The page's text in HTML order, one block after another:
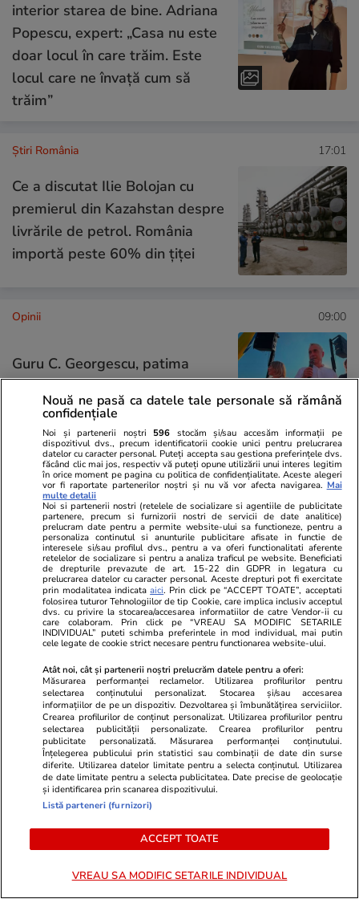
interior starea de bine. Adriana
Popescu, expert: „Casa nu este
doar locul în care trăim. Este
locul care ne învață cum să
trăim”
Știri România 17:01
Ce a discutat Ilie Bolojan cu
premierul din Kazahstan despre
livrările de petrol. România
importă peste 60% din țiței
Opinii 09:00
Guru C. Georgescu, patima
lăudăroșeniei, plăcerea de a
pălăvrăgi și înnebunirea națiunii
28 iul.
„România are atâta noroc, încât
nu-i mai trebuie politicieni”
27 iul.
Crize de identitate și clarificări
doctrinare. Ce pare să anunțe
dezbaterea din PNL după
decesul USL
remodela economia mondială și
Nouă ne pasă ca datele tale personale să rămână
confidențiale
Noi și partenerii noștri 596 stocăm și/sau accesăm informații pe
dispozitivul dvs., precum identificatorii cookie unici pentru prelucrarea
datelor cu caracter personal. Puteți accepta sau gestiona preferințele dvs.
făcând clic mai jos, respectiv vă puteți opune utilizării unui interes legitim
în orice moment pe pagina cu politica de confidențialitate. Aceste alegeri
vor fi raportate partenerilor noștri și nu vă vor afecta navigarea. Mai
multe detalii
Noi si partenerii nostri (retelele de socializare si agentiile de publicitate
partenere, precum si furnizorii nostri de servicii de date analitice)
prelucram date pentru a permite website-ului sa functioneze, pentru a
personaliza continutul si anunturile publicitare afisate in functie de
interesele si/sau profilul dvs., pentru a va oferi functionalitati aferente
retelelor de socializare si pentru a analiza traficul pe website. Beneficiati
de drepturile prevazute de art. 15-22 din GDPR in legatura cu
prelucrarea datelor cu caracter personal. Aceste drepturi pot fi exercitate
prin modalitatea indicataaici. Prin click pe “ACCEPT TOATE”, acceptati
folosirea tuturor Tehnologiilor de tip Cookie, care implica inclusiv acceptul
dvs. cu privire la stocarea/accesarea informatiilor de catre Vendor-ii cu
care colaboram. Prin click pe “VREAU SA MODIFIC SETARILE
INDIVIDUAL” puteti schimba preferintele in mod individual, mai putin
cele legate de cookie strict necesare pentru functionarea website-ului.
Atât noi, cât și partenerii noștri prelucrăm datele pentru a oferi:
Măsurarea performanței reclamelor. Utilizarea profilurilor pentru
selectarea conținutului personalizat. Stocarea și/sau accesarea
informațiilor de pe un dispozitiv. Dezvoltarea și îmbunătățirea serviciilor.
Crearea profilurilor de conținut personalizat. Utilizarea profilurilor pentru
selectarea publicității personalizate. Crearea profilurilor pentru
publicitate personalizată. Măsurarea performanței conținutului.
Înțelegerea publicului prin statistici sau combinații de date din surse
diferite. Utilizarea datelor limitate pentru a selecta conținutul. Utilizarea
de date limitate pentru a selecta publicitatea. Date precise de geolocație
și identificarea prin scanarea dispozitivului.
Listă parteneri (furnizori)
ACCEPT TOATE
VREAU SA MODIFIC SETARILE INDIVIDUAL